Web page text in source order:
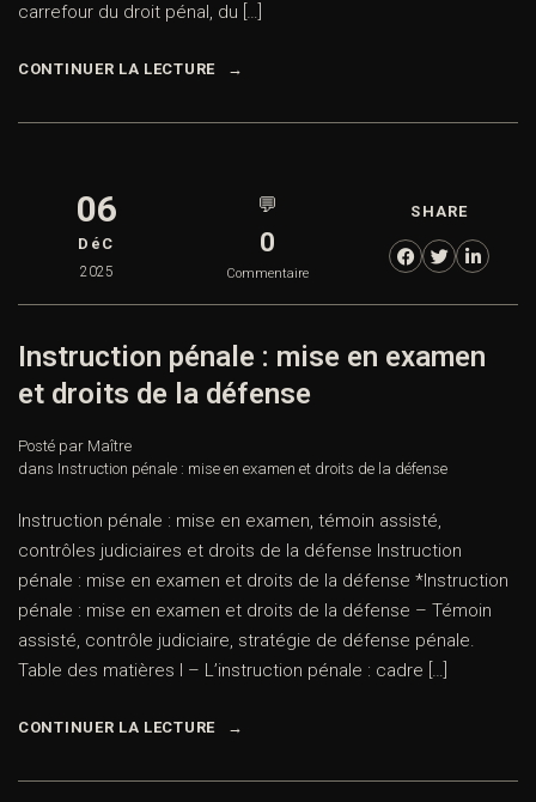
carrefour du droit pénal, du […]
CONTINUER LA LECTURE
06
DéC
2025
💬
0
Commentaire
SHARE
Instruction pénale : mise en examen
et droits de la défense
Posté par Maître
dans Instruction pénale : mise en examen et droits de la défense
Instruction pénale : mise en examen, témoin assisté,
contrôles judiciaires et droits de la défense Instruction
pénale : mise en examen et droits de la défense *Instruction
pénale : mise en examen et droits de la défense – Témoin
assisté, contrôle judiciaire, stratégie de défense pénale.
Table des matières I – L’instruction pénale : cadre […]
CONTINUER LA LECTURE